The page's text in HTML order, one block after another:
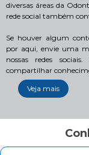
diversas áreas da
rede social também
Se houver algum
por aqui, envie uma
nossas redes
compartilhar
Veja mais